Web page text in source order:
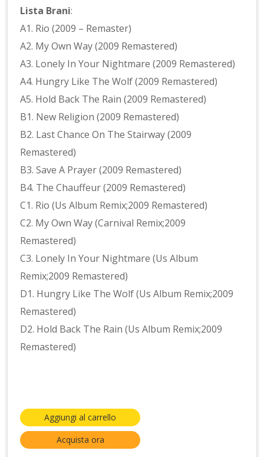
Lista Brani:
A1. Rio (2009 – Remaster)
A2. My Own Way (2009 Remastered)
A3. Lonely In Your Nightmare (2009 Remastered)
A4. Hungry Like The Wolf (2009 Remastered)
A5. Hold Back The Rain (2009 Remastered)
B1. New Religion (2009 Remastered)
B2. Last Chance On The Stairway (2009
Remastered)
B3. Save A Prayer (2009 Remastered)
B4. The Chauffeur (2009 Remastered)
C1. Rio (Us Album Remix;2009 Remastered)
C2. My Own Way (Carnival Remix;2009
Remastered)
C3. Lonely In Your Nightmare (Us Album
Remix;2009 Remastered)
D1. Hungry Like The Wolf (Us Album Remix;2009
Remastered)
D2. Hold Back The Rain (Us Album Remix;2009
Remastered)
Aggiungi al carrello
Acquista ora